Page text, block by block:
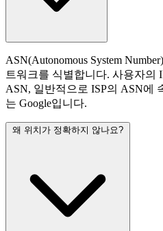
ASN(Autonomous System
트워크를 식별합니다. 사용자의
ASN, 일반적으로 ISP의 ASN에
는 Google입니다.
왜 위치가 정확하지 않나요?